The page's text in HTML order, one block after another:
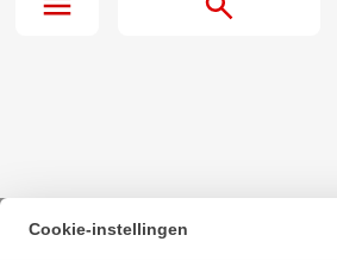
Beginpagina· SKF Kogellager 608
Cookie-instellingen